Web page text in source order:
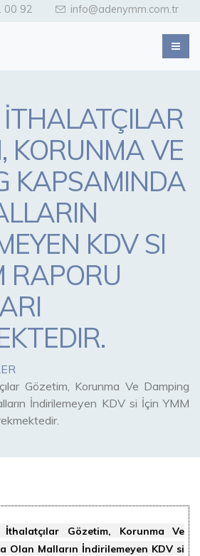
00 92 info@adenymm.com.tr
KORUNMA VE
KAPSAMINDA
KDV SI
RAPORU
Gözetim, Korunma Ve Damping
İndirilemeyen KDV si İçin YMM
İthalatçılar Gözetim, Korunma Ve
Olan Malların İndirilemeyen KDV si